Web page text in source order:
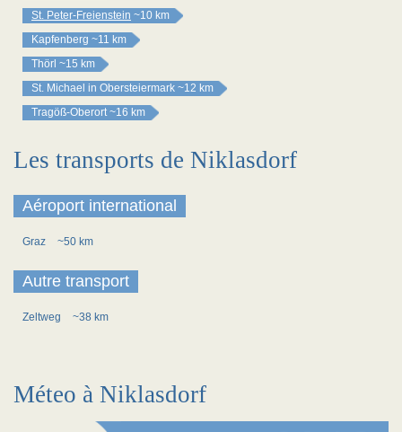
St. Peter-Freienstein ~10 km
Kapfenberg ~11 km
Thörl ~15 km
St. Michael in Obersteiermark ~12 km
Tragöß-Oberort ~16 km
Les transports de Niklasdorf
Aéroport international
Graz ~50 km
Autre transport
Zeltweg ~38 km
Méteo à Niklasdorf